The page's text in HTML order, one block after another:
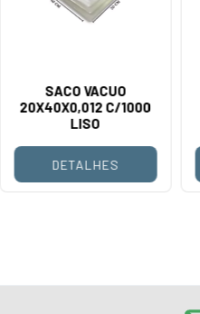
SACO VACUO
20X40X0,012 C/1000
LISO
DETALHES